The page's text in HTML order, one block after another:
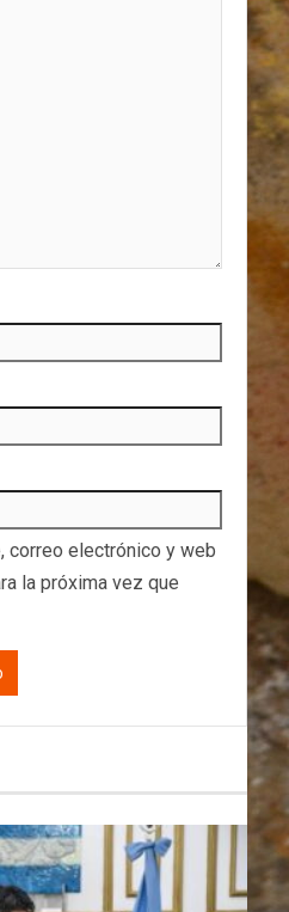
correo electrónico y web
la próxima vez que